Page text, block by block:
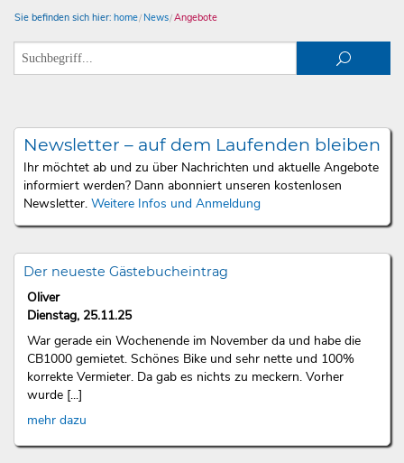
Sie befinden sich hier: home News Angebote
Newsletter – auf dem Laufenden bleiben
Ihr möchtet ab und zu über Nachrichten und aktuelle Angebote
informiert werden? Dann abonniert unseren kostenlosen
Newsletter. Weitere Infos und Anmeldung
Der neueste Gästebucheintrag
Oliver
Dienstag, 25.11.25
War gerade ein Wochenende im November da und habe die
CB1000 gemietet. Schönes Bike und sehr nette und 100%
korrekte Vermieter. Da gab es nichts zu meckern. Vorher
wurde [...]
mehr dazu